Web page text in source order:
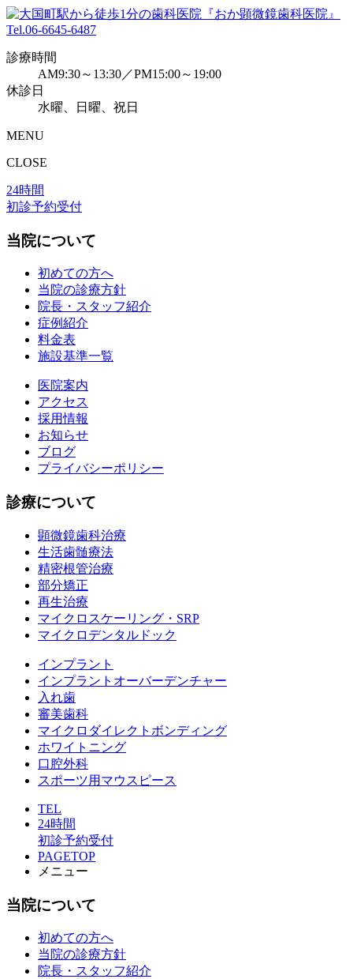
Tel.06-6645-6487
診療時間
AM9:30～13:30／PM15:00～19:00
休診日
水曜、日曜、祝日
MENU
CLOSE
24時間
初診予約受付
当院について
初めての方へ
当院の診療方針
院長・スタッフ紹介
症例紹介
料金表
施設基準一覧
医院案内
アクセス
採用情報
お知らせ
ブログ
プライバシーポリシー
診療について
顕微鏡歯科治療
生活歯髄療法
精密根管治療
部分矯正
再生治療
マイクロスケーリング・SRP
マイクロデンタルドック
インプラント
インプラントオーバーデンチャー
入れ歯
審美歯科
マイクロダイレクトボンディング
ホワイトニング
口腔外科
スポーツ用マウスピース
TEL
24時間
初診予約受付
PAGETOP
メニュー
当院について
初めての方へ
当院の診療方針
院長・スタッフ紹介